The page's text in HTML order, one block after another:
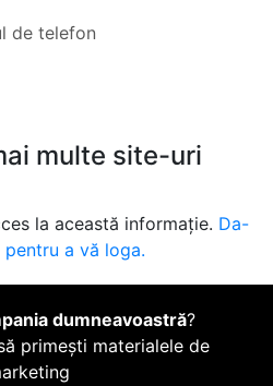
de telefon
multe site-uri
la această informație. Da-
a vă loga.
dumneavoastră?
primești materialele de